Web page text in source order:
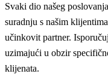
Svaki dio našeg
suradnju s našim
učinkovit partner.
uzimajući u obzir
klijenata.